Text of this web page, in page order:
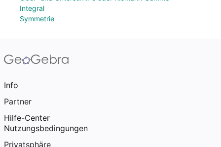
Integral
Symmetrie
Info
Partner
Hilfe-Center
Nutzungsbedingungen
Privatsphäre